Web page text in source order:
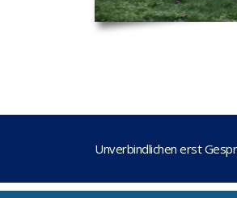
Unverbindlichen erst